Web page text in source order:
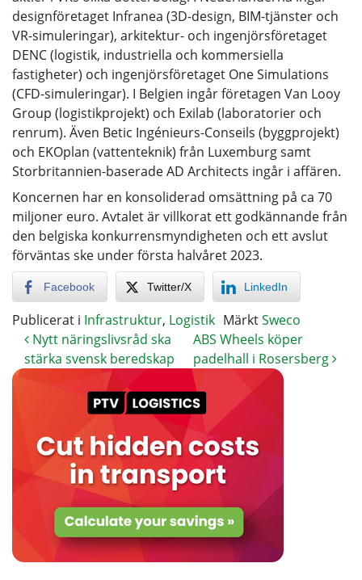
designföretaget Infranea (3D-design, BIM-tjänster och
VR-simuleringar), arkitektur- och ingenjörsföretaget
DENC (logistik, industriella och kommersiella
fastigheter) och ingenjörsföretaget One Simulations
(CFD-simuleringar). I Belgien ingår företagen Van Looy
Group (logistikprojekt) och Exilab (laboratorier och
renrum). Även Betic Ingénieurs-Conseils (byggprojekt)
och EKOplan (vattenteknik) från Luxemburg samt
Storbritannien-baserade AD Architects ingår i affären.
Koncernen har en konsoliderad omsättning på ca 70
miljoner euro. Avtalet är villkorat ett godkännande från
den belgiska konkurrensmyndigheten och ett avslut
förväntas ske under första halvåret 2023.
Facebook Twitter/X LinkedIn
Publicerat i Infrastruktur, Logistik MärktSweco
Nytt näringslivsråd ska
stärka svensk beredskap
ABS Wheels köper
padelhall i Rosersberg